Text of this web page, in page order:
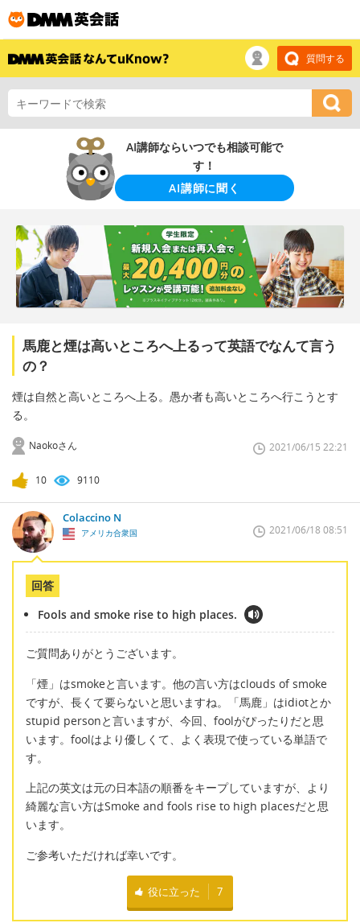
質問する
AI講師ならいつでも相談可能で
す！
AI講師に聞く
馬鹿と煙は高いところへ上るって英語でなんて言う
の？
煙は自然と高いところへ上る。愚か者も高いところへ行こうとす
る。
Naokoさん 2021/06/15 22:21
10 9110
Colaccino N
アメリカ合衆国 2021/06/18 08:51
回答
Fools and smoke rise to high places.
ご質問ありがとうございます。
「煙」はsmokeと言います。他の言い方はclouds of smoke
ですが、長くて要らないと思いますね。「馬鹿」はidiotとか
stupid personと言いますが、今回、foolがぴったりだと思
います。foolはより優しくて、よく表現で使っている単語で
す。
上記の英文は元の日本語の順番をキープしていますが、より
綺麗な言い方はSmoke and fools rise to high placesだと思
います。
ご参考いただければ幸いです。
役に立った 7